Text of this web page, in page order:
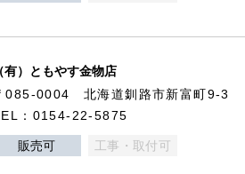
有）ともやす金物店
085-0004 北海道釧路市新富町9-3
：0154-22-5875
販売可 工事・取付可